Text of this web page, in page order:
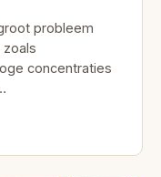
probleem
concentraties